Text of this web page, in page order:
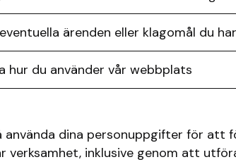
ärenden eller klagomål du har
hur du använder vår webbplats
använda dina personuppgifter för att
verksamhet, inklusive genom att